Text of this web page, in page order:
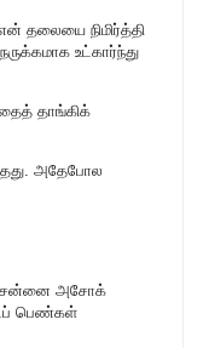
தலையை நிமிர்த்தி
உட்கார்ந்து
தாங்கிக்
அதேபோல
சென்னை அசோக்
பெண்கள்